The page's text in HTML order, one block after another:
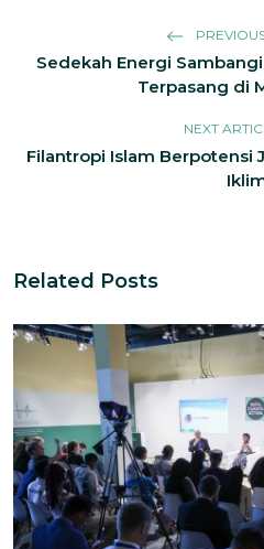
Sedekah Energi
Terpasang di
NEXT
Filantropi Islam Berpotensi
Related Posts